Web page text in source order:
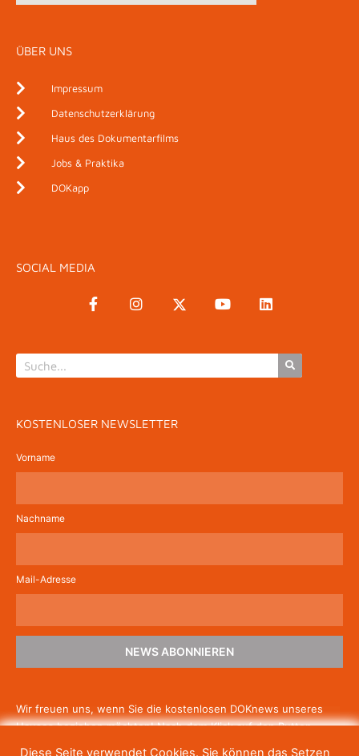
ÜBER UNS
Impressum
Datenschutzerklärung
Haus des Dokumentarfilms
Jobs & Praktika
DOKapp
SOCIAL MEDIA
KOSTENLOSER NEWSLETTER
Vorname
Nachname
Mail-Adresse
NEWS ABONNIEREN
Wir freuen uns, wenn Sie die kostenlosen DOKnews unseres
Hauses beziehen möchten! Nach dem Klick auf den Button
Diese Seite verwendet Cookies. Sie können das Setzen